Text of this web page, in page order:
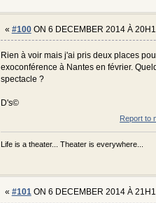
« #100ON 6 DECEMBER 2014 À
Rien à voir mais j'ai pris deux places
exoconférence à Nantes en février.
spectacle ?
D's©
Report to
Life is a theater... Theater is everywhere...
« #101ON 6 DECEMBER 2014 À